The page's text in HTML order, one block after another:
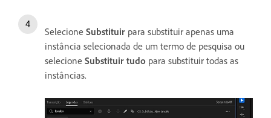
Selecione Substituir para substituir apenas uma
instância selecionada de um termo de pesquisa ou
selecione Substituir tudo para substituir todas as
instâncias.